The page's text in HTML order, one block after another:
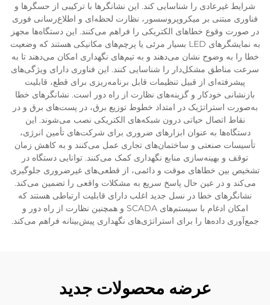
شرایط غیرعادی را شناسایی کند. این نشانگرها با ترکیبی از حسگرها و
فناوری مبتنی بر میکروپروسسور، نظارت لحظه‌ای و اطلاع‌رسانی فوری
در صورت وقوع خطاهای الکتریکی را فراهم می‌کنند. این دستگاه‌ها مجهز
به نمایشگرهای LED بسیار مرئی یا پرچم‌های مکانیکی هستند که وضعیت
خطا را به وضوح نشان می‌دهند و به تیم‌های نگهداری امکان می‌دهند تا به
سرعت مناطق مشکل‌دار را شناسایی کنند. این فناوری دارای ویژگی‌های
پیشرفته‌ای از قبیل تنظیمات قابل برنامه‌ریزی برای قطع، قابلیت
بازنشانی خودکار و گزینه‌های نظارت از راه دور است. نشانگرهای خطا
به‌صورت استراتژیک در امتداد خطوط توزیع برق، در پست‌های برق و در
نقاط اتصال حیاتی درون شبکه‌های الکتریکی نصب می‌شوند. این
دستگاه‌ها به عنوان ابزارهای ضروری برای شرکت‌های تأمین انرژی،
تأسیسات صنعتی و ساختمان‌های تجاری عمل می‌کنند و به کاهش زمان
توقف و بهینه‌سازی منابع نگهداری کمک می‌کنند. توانایی دستگاه در
تشخیص بین خطاهای موقت و دائمی، از قطعی‌های غیرضروری جلوگیری
می‌کند و در عین حال پاسخ سریع به مشکلات واقعی را تضمین می‌کند.
نشانگرهای خطا در نسل جدید اغلب دارای قابلیت ارتباطی هستند که
امکان ادغام با سیستم‌های SCADA و همچنین نظارت از راه دور و
جمع‌آوری داده‌ها را برای استراتژی‌های نگهداری پیش‌بینانه فراهم می‌کند.
عرضه محصولات جدید